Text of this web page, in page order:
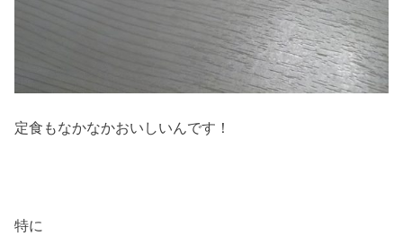
定食もなかなかおいしいんです！
特に